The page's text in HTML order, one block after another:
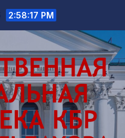
2:58:18 PM